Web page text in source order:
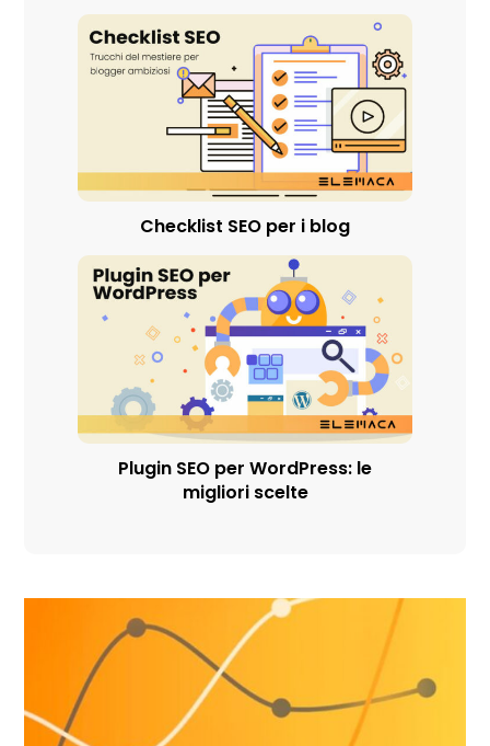
Checklist SEO per i blog
Plugin SEO per WordPress: le
migliori scelte